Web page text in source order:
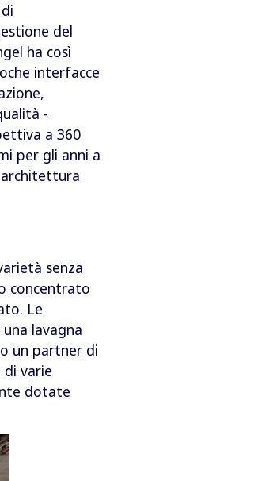
del
ha così
interfacce
-
a 360
per gli anni a
senza
concentrato
Le
lavagna
un partner di
di varie
dotate